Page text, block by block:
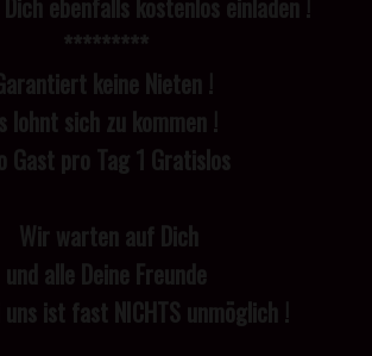
ebenfalls kostenlos einladen !
*********
keine Nieten !
lohnt sich zu kommen !
Gast pro Tag 1 Gratislos
Wir warten auf Dich
und alle Deine Freunde
uns ist fast NICHTS unmöglich !